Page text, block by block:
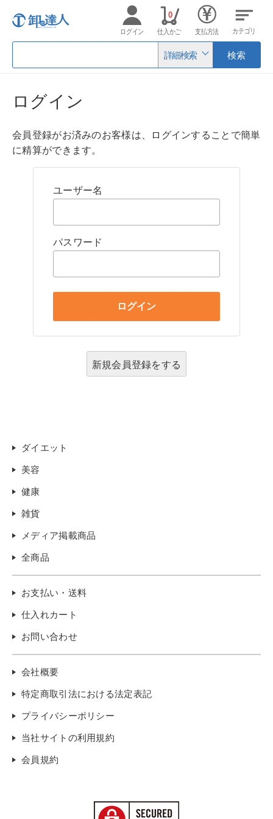
詳細検索 検索
ログイン 仕入かご
0
支払方法 カテゴリ
ログイン
会員登録がお済みのお客様は、ログインすることで簡単
に精算ができます。
ユーザー名
パスワード
新規会員登録をする
ダイエット
美容
健康
雑貨
メディア掲載商品
全商品
お支払い・送料
仕入れカート
お問い合わせ
会社概要
特定商取引法における法定表記
プライバシーポリシー
当社サイトの利用規約
会員規約